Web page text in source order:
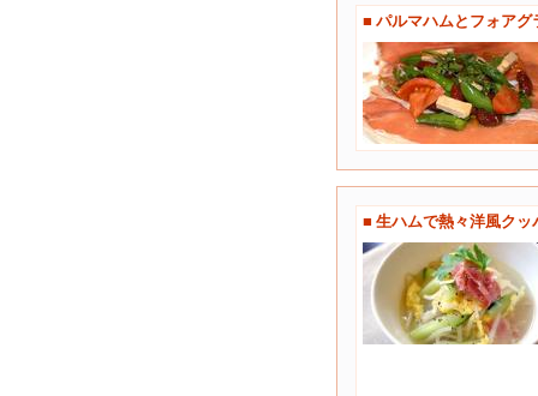
■ パルマハムとフォア
■ 生ハムで熱々洋風クッ